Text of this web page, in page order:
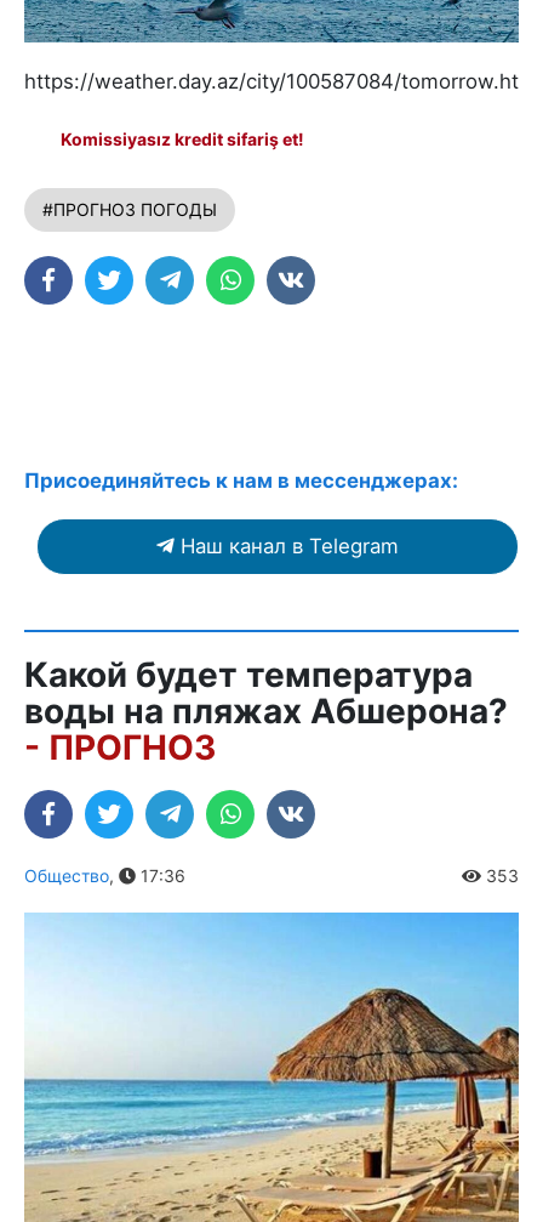
https://weather.day.az/city/100587084/tomorrow.html
Komissiyasız kredit sifariş et!
#ПРОГНОЗ ПОГОДЫ
Присоединяйтесь к нам в мессенджерах:
Наш канал в Telegram
Какой будет температура
воды на пляжах Абшерона?
- ПРОГНОЗ
Общество, 17:36 353